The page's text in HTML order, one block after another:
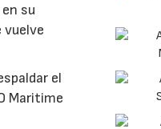
su
vuelve
el
Maritime